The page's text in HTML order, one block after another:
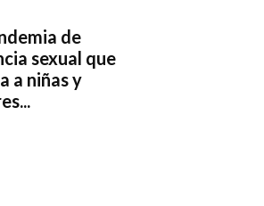
de
sexual que
a niñas y